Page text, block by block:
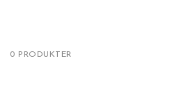
0 PRODUKTER